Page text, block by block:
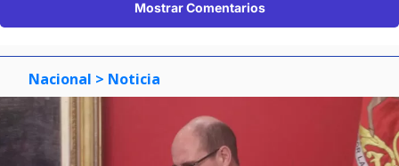
Mostrar Comentarios
Nacional > Noticia